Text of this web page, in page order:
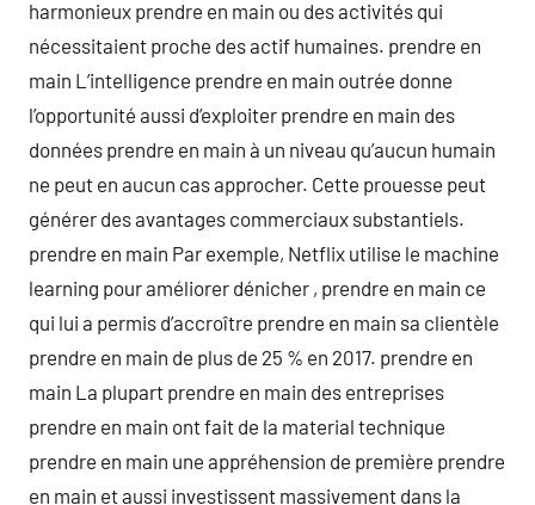
harmonieux prendre en main ou des activités qui
nécessitaient proche des actif humaines. prendre en
main L’intelligence prendre en main outrée donne
l’opportunité aussi d’exploiter prendre en main des
données prendre en main à un niveau qu’aucun humain
ne peut en aucun cas approcher. Cette prouesse peut
générer des avantages commerciaux substantiels.
prendre en main Par exemple, Netflix utilise le machine
learning pour améliorer dénicher , prendre en main ce
qui lui a permis d’accroître prendre en main sa clientèle
prendre en main de plus de 25 % en 2017. prendre en
main La plupart prendre en main des entreprises
prendre en main ont fait de la material technique
prendre en main une appréhension de première prendre
en main et aussi investissent massivement dans la